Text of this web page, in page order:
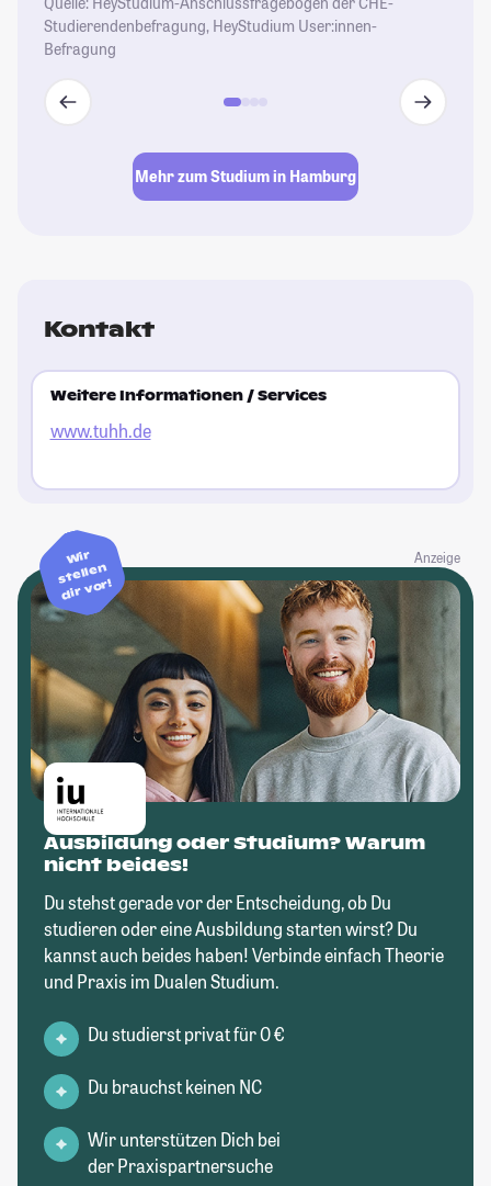
Studierendenbefragung, HeyStudium User:innen-
Befragung
Mehr zum Studium in Hamburg
Kontakt
Weitere Informationen / Services
www.tuhh.de
Anzeige
Wir
stellen
dir vor!
Ausbildung oder Studium? Warum
nicht beides!
Du stehst gerade vor der Entscheidung, ob Du
studieren oder eine Ausbildung starten wirst? Du
kannst auch beides haben! Verbinde einfach Theorie
und Praxis im Dualen Studium.
Du studierst privat für 0 €
Du brauchst keinen NC
Wir unterstützen Dich bei
der Praxispartnersuche